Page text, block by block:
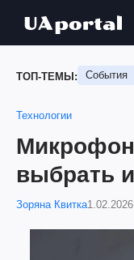
ТОП-ТЕМЫ: События
Технологии
выбрать
Зоряна Квитка